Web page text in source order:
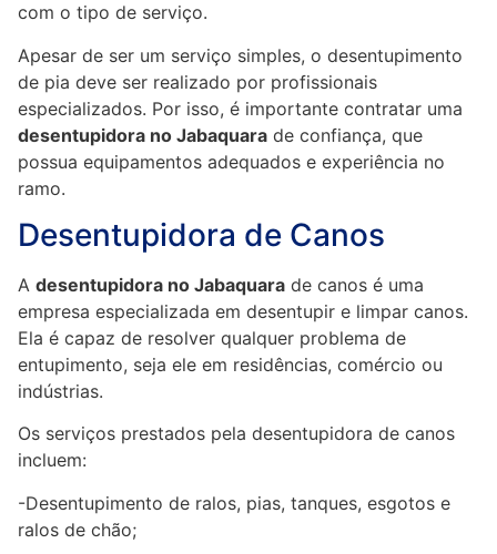
com o tipo de serviço.
Apesar de ser um serviço simples, o desentupimento
de pia deve ser realizado por profissionais
especializados. Por isso, é importante contratar uma
desentupidora no Jabaquara de confiança, que
possua equipamentos adequados e experiência no
ramo.
Desentupidora de Canos
A desentupidora no Jabaquara de canos é uma
empresa especializada em desentupir e limpar canos.
Ela é capaz de resolver qualquer problema de
entupimento, seja ele em residências, comércio ou
indústrias.
Os serviços prestados pela desentupidora de canos
incluem:
-Desentupimento de ralos, pias, tanques, esgotos e
ralos de chão;